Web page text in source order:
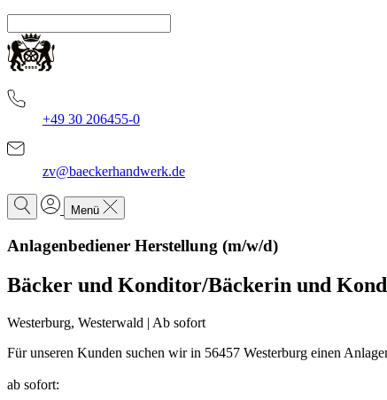
+49 30 206455-0
zv@baeckerhandwerk.de
Menü
Anlagenbediener Herstellung (m/w/d)
Bäcker und Konditor/Bäckerin und
Westerburg, Westerwald | Ab sofort
Für unseren Kunden suchen wir in 56457 Westerburg einen
ab sofort: